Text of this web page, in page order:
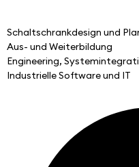
Schaltschrankdesign und
Aus- und Weiterbildung
Engineering,
Industrielle Software und IT